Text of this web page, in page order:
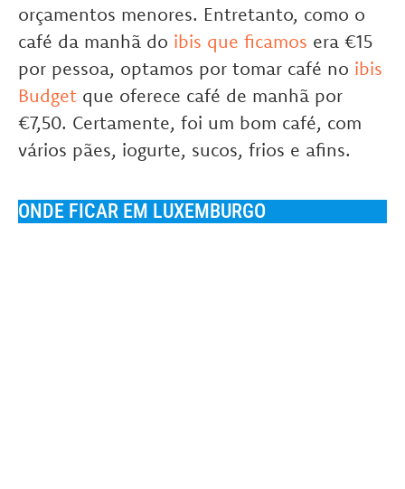
orçamentos menores. Entretanto, como o
café da manhã do ibis que ficamos era €15
por pessoa, optamos por tomar café no ibis
Budget que oferece café de manhã por
€7,50. Certamente, foi um bom café, com
vários pães, iogurte, sucos, frios e afins.
ONDE FICAR EM LUXEMBURGO